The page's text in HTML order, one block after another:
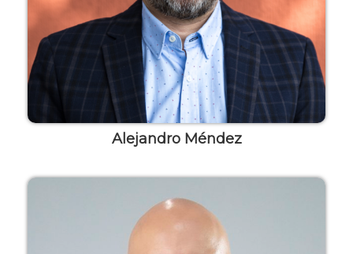
Alejandro Méndez